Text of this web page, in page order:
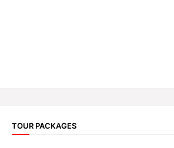
TOUR PACKAGES